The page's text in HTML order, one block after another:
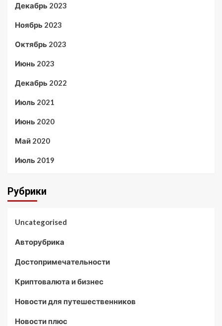
Декабрь 2023
Ноябрь 2023
Октябрь 2023
Июнь 2023
Декабрь 2022
Июль 2021
Июнь 2020
Май 2020
Июль 2019
Рубрики
Uncategorised
Авторубрика
Достопримечательности
Криптовалюта и бизнес
Новости для путешественников
Новости плюс